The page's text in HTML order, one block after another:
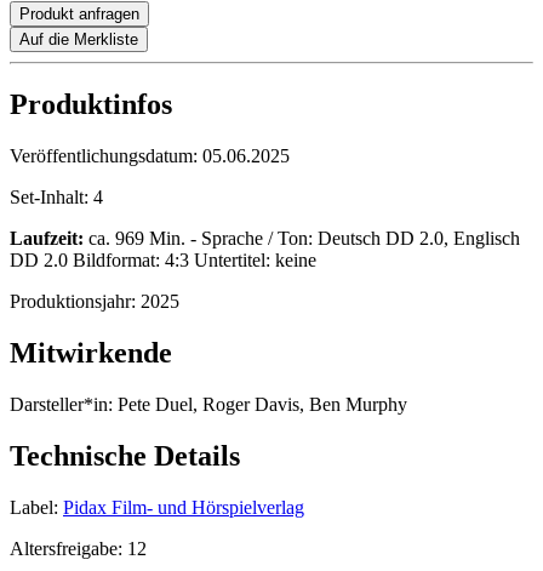
Produkt anfragen
Auf die Merkliste
Produktinfos
Veröffentlichungsdatum: 05.06.2025
Set-Inhalt: 4
Laufzeit: ca. 969 Min. - Sprache / Ton: Deutsch DD 2.0, Englisch
DD 2.0 Bildformat: 4:3 Untertitel: keine
Produktionsjahr: 2025
Mitwirkende
Darsteller*in: Pete Duel, Roger Davis, Ben Murphy
Technische Details
Label: Pidax Film- und Hörspielverlag
Altersfreigabe: 12